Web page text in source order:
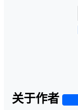
关于作者